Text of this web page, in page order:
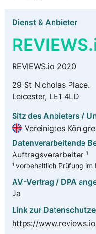
Dienst & Anbieter
REVIEWS.io 2020
29 St Nicholas Place.
Leicester, LE1 4LD
Sitz des Anbieters /
Vereinigtes
Datenverarbeitende
Auftragsverarbeiter ¹
¹ vorbehaltlich Prüfung im
AV-Vertrag / DPA
Ja
Link zur